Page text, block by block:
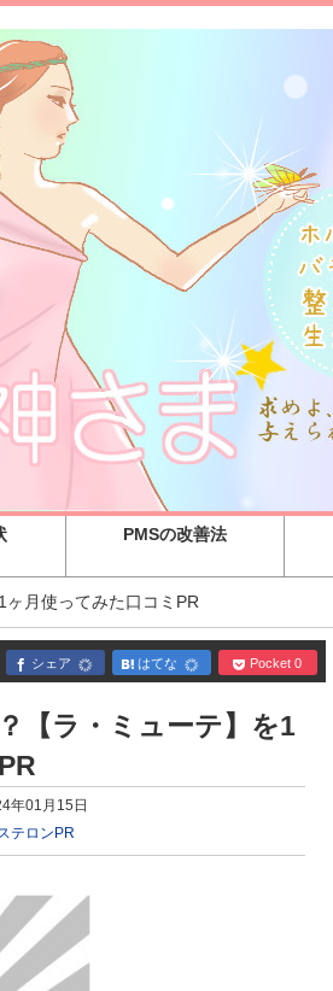
PMSの改善法
月使ってみた口コミPR
シェア はてな Pocket 0
【ラ・ミューテ】を1
年01月15日
テロンPR